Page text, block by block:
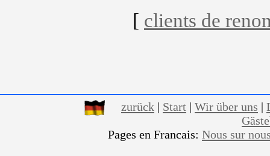
[ clients de
zurück | Start | Wir über uns |
Pages en Francais: Nous sur